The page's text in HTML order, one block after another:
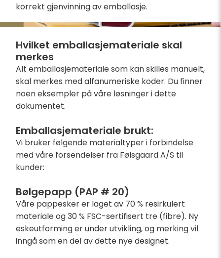
korrekt gjenvinning av emballasje.
Hvilket emballasjemateriale skal
merkes
Alt emballasjemateriale som kan skilles manuelt,
skal merkes med alfanumeriske koder. Du finner
noen eksempler på våre løsninger i dette
dokumentet.
Emballasjemateriale brukt:
Vi bruker følgende materialtyper i forbindelse
med våre forsendelser fra Følsgaard A/S til
kunder:
Bølgepapp (PAP # 20)
Våre pappesker er laget av 70 % resirkulert
materiale og 30 % FSC-sertifisert tre (fibre). Ny
eskeutforming er under utvikling, og merking vil
inngå som en del av dette nye designet.